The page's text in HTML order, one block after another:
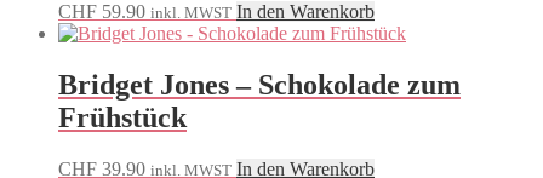
CHF 59.90 inkl. MWST In den Warenkorb
Bridget Jones – Schokolade zum
Frühstück
CHF 39.90 inkl. MWST In den Warenkorb